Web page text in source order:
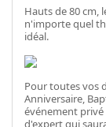
Hauts de 80 cm,
n'importe quel
idéal.
Pour toutes vos
Anniversaire,
événement
d'expert qui